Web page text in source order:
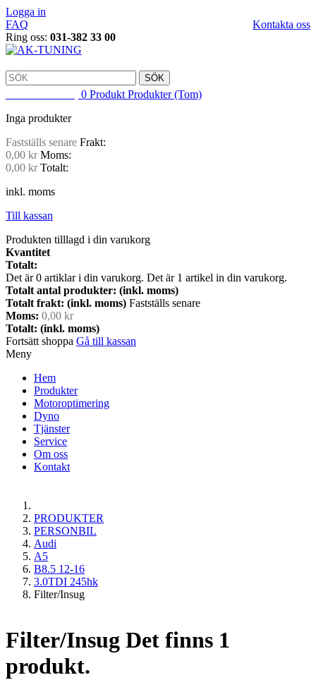
Logga in
Kontakta oss
FAQ
Ring oss: 031-382 33 00
SÖK
0 Produkt Produkter (Tom)
Inga produkter
Fastställs senare Frakt:
0,00 kr Moms:
0,00 kr Totalt:
inkl. moms
Till kassan
Produkten tilllagd i din varukorg
Kvantitet
Totalt:
Det är0 artiklar i din varukorg. Det är 1 artikel in din varukorg.
Totalt antal produkter: (inkl. moms)
Totalt frakt: (inkl. moms) Fastställs senare
Moms: 0,00 kr
Totalt: (inkl. moms)
Fortsätt shoppa Gå till kassan
Meny
Hem
Produkter
Motoroptimering
Dyno
Tjänster
Service
Om oss
Kontakt
PRODUKTER
PERSONBIL
Audi
A5
B8.5 12-16
3.0TDI 245hk
Filter/Insug
Filter/Insug Det finns 1
produkt.